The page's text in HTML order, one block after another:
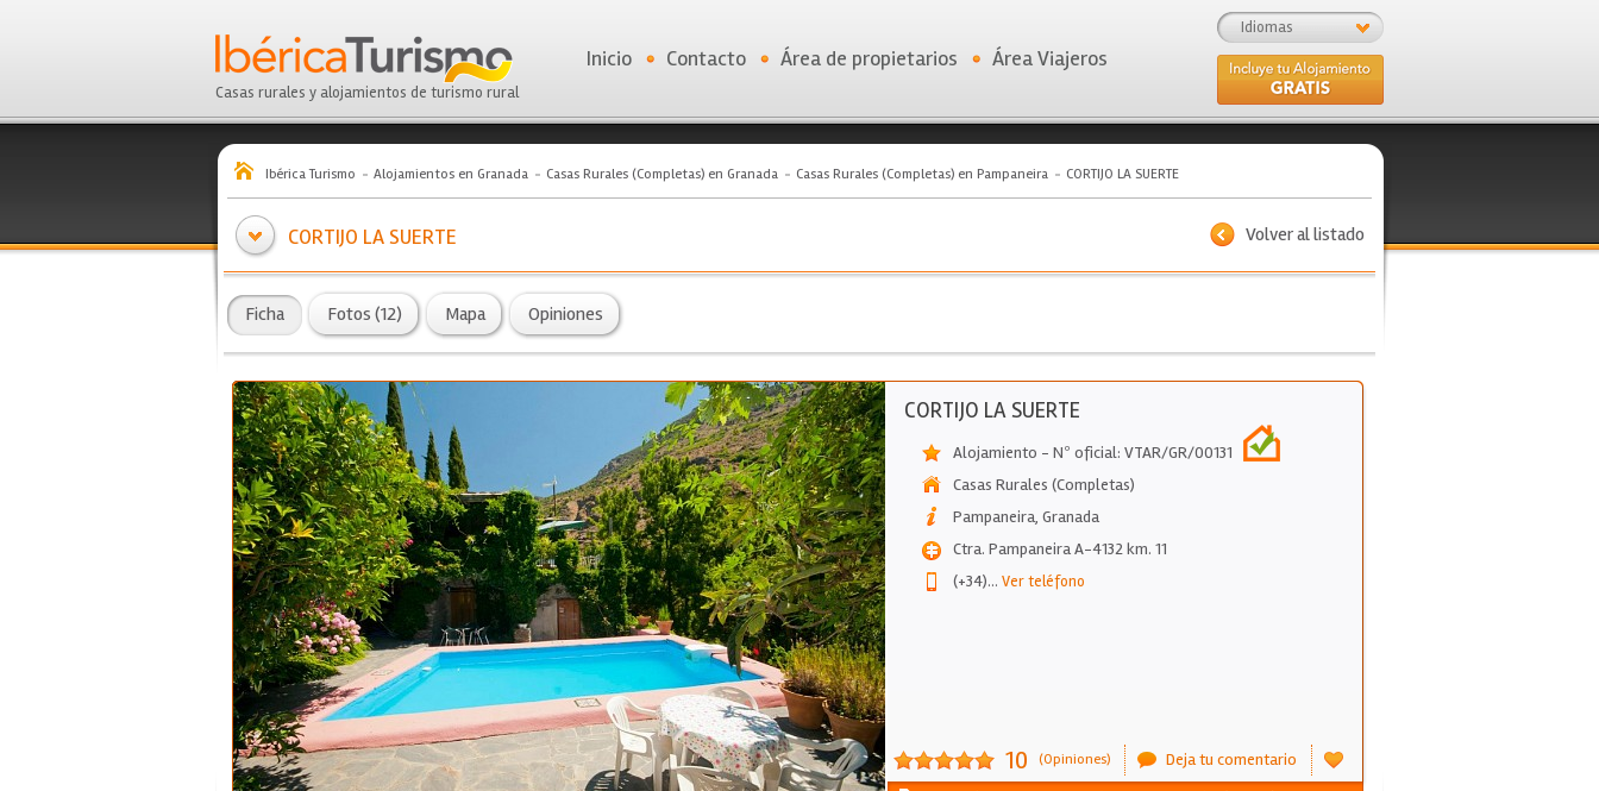
Casas rurales y alojamientos de turismo rural
Idiomas
Inicio Contacto Área de propietarios Área Viajeros
Ibérica Turismo Alojamientos en Granada Casas Rurales (Completas) en Granada Casas Rurales (Completas) en Pampaneira CORTIJO LA SUERTE
Volver al listado
CORTIJO LA SUERTE
Ficha Fotos (12) Mapa Opiniones
CORTIJO LA SUERTE
Alojamiento - Nº oficial: VTAR/GR/00131
Casas Rurales (Completas)
Pampaneira, Granada
Ctra. Pampaneira A-4132 km. 11
(+34)... Ver teléfono
10 (Opiniones)
Deja tu comentario